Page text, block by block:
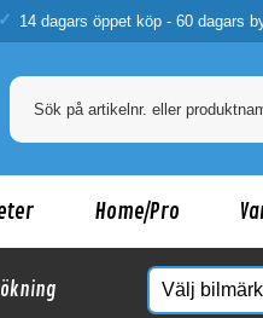
14 dagars öppet köp - 60 dagars
Home/Pro